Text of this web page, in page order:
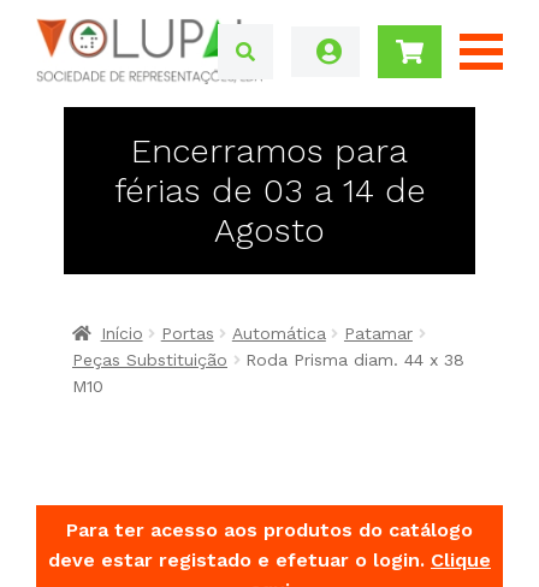
Encerramos para
férias de 03 a 14 de
Agosto
Início Portas Automática
Patamar
Peças Substituição
Roda Prisma diam. 44 x 38
M10
Para ter acesso aos produtos do catálogo
deve estar registado e efetuar o login. Clique